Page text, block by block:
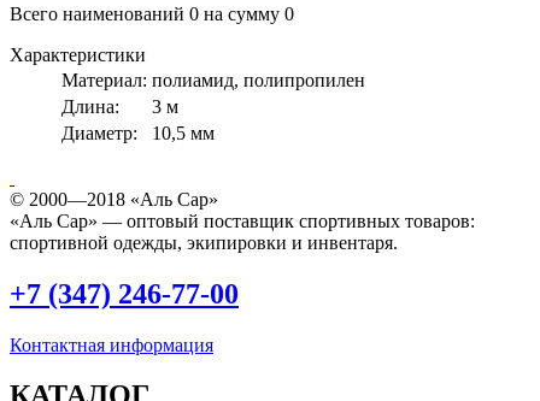
Всего наименований 0 на сумму 0
Характеристики
Материал: полиамид, полипропилен
Длина:
3 м
Диаметр:
10,5 мм
© 2000—2018 «Аль Сар»
«Аль Сар» — оптовый поставщик спортивных товаров:
спортивной одежды, экипировки и инвентаря.
+7 (347) 246-77-00
Контактная информация